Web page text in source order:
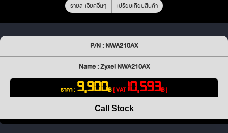
รายละเอียดอื่นๆ เปรียบเทียบสินค้า
P/N : NWA210AX
Name : Zyxel NWA210AX
ราคา : 9,900฿[ VAT10,593฿ ]
Call Stock